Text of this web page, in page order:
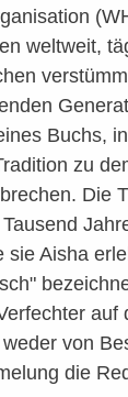
weltweit,
Buchs,
zu
Die
sie Aisha
auf
von
die